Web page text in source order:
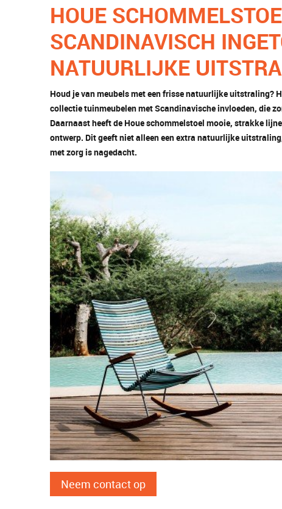
HOUE
SCANDINAVISCH
NATUURLIJKE
Houd je van meubels met een frisse natuurlijke uitstraling?
collectie tuinmeubelen met Scandinavische invloeden, die
Daarnaast heeft de Houe schommelstoel mooie, strakke
ontwerp. Dit geeft niet alleen een extra natuurlijke
met zorg is nagedacht.
Neem contact op